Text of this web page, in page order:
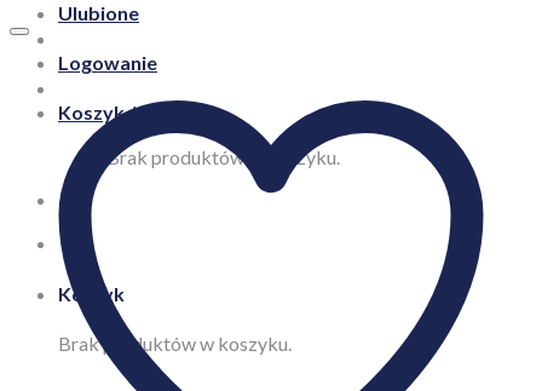
Ulubione
Logowanie
Koszyk /0,00
Brak produktów w koszyku.
Koszyk
Brak produktów w koszyku.